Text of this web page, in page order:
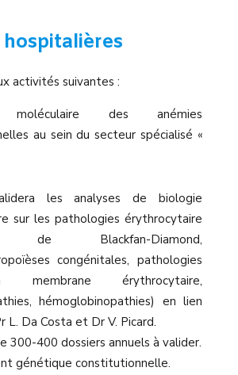
activités suivantes :
moléculaire des anémies
au sein du secteur spécialisé «
les analyses de biologie
sur les pathologies érythrocytaire
de Blackfan-Diamond,
congénitales, pathologies
érythrocytaire,
hémoglobinopathies) en lien
L. Da Costa et Dr V. Picard.
300-400 dossiers annuels à valider.
génétique constitutionnelle.